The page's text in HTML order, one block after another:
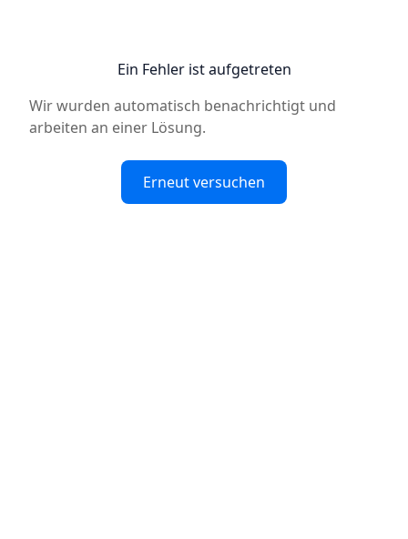
Ein Fehler ist aufgetreten
Wir wurden automatisch benachrichtigt und
arbeiten an einer Lösung.
Erneut versuchen